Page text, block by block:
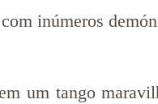
inúmeros
um tango